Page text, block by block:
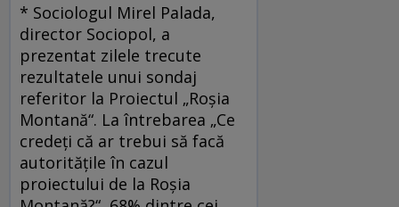
* Sociologul Mirel Palada,
director Sociopol, a
prezentat zilele trecute
rezultatele unui sondaj
referitor la Proiectul „Roşia
Montană“. La întrebarea „Ce
credeţi că ar trebui să facă
autorităţile în cazul
proiectului de la Roşia